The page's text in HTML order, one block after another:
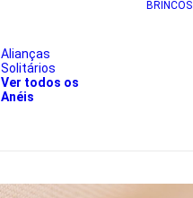
Alianças
Solitários
Ver todos os
Anéis
BRINCOS